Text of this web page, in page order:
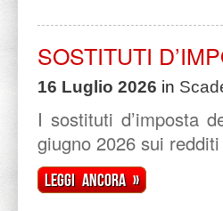
SOSTITUTI
16 Luglio 2026 in
I sostituti d’imposta
giugno 2026 sui
Leggi ancora »